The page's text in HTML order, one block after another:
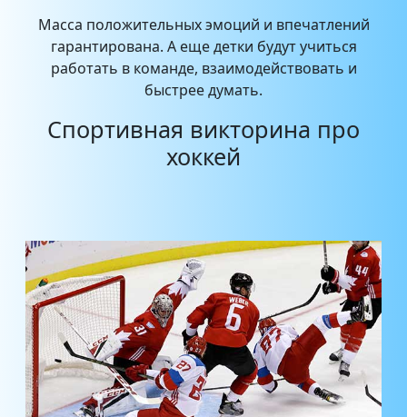
Масса положительных эмоций и впечатлений
гарантирована. А еще детки будут учиться
работать в команде, взаимодействовать и
быстрее думать.
Спортивная викторина про
хоккей